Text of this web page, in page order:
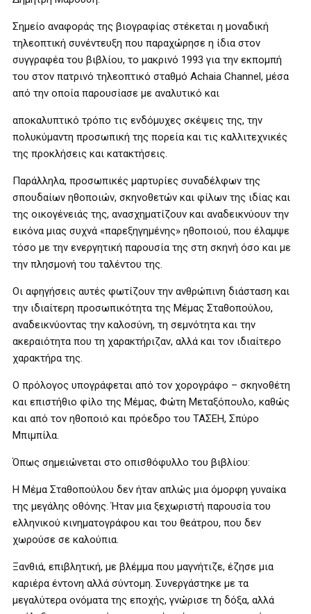
Σημείο αναφοράς της βιογραφίας στέκεται η μοναδική
τηλεοπτική συνέντευξη που παραχώρησε η ίδια στον
συγγραφέα του βιβλίου, το μακρινό 1993 για την εκπομπή
του στον πατρινό τηλεοπτικό σταθμό Achaia Channel, μέσα
από την οποία παρουσίασε με αναλυτικό και
αποκαλυπτικό τρόπο τις ενδόμυχες σκέψεις της, την
πολυκύμαντη προσωπική της πορεία και τις καλλιτεχνικές
της προκλήσεις και κατακτήσεις.
Παράλληλα, προσωπικές μαρτυρίες συναδέλφων της
σπουδαίων ηθοποιών, σκηνοθετών και φίλων της ιδίας και
της οικογένειάς της, ανασχηματίζουν και αναδεικνύουν την
εικόνα μιας συχνά «παρεξηγημένης» ηθοποιού, που έλαμψε
τόσο με την ενεργητική παρουσία της στη σκηνή όσο και με
την πλησμονή του ταλέντου της.
Οι αφηγήσεις αυτές φωτίζουν την ανθρώπινη διάσταση και
την ιδιαίτερη προσωπικότητα της Μέμας Σταθοπούλου,
αναδεικνύοντας την καλοσύνη, τη σεμνότητα και την
ακεραιότητα που τη χαρακτήριζαν, αλλά και τον ιδιαίτερο
χαρακτήρα της.
Ο πρόλογος υπογράφεται από τον χορογράφο – σκηνοθέτη
και επιστήθιο φίλο της Μέμας, Φώτη Μεταξόπουλο, καθώς
και από τον ηθοποιό και πρόεδρο του ΤΑΣΕΗ, Σπύρο
Μπιμπίλα.
Όπως σημειώνεται στο οπισθόφυλλο του βιβλίου:
Η Μέμα Σταθοπούλου δεν ήταν απλώς μια όμορφη γυναίκα
της μεγάλης οθόνης. Ήταν μια ξεχωριστή παρουσία του
ελληνικού κινηματογράφου και του θεάτρου, που δεν
χωρούσε σε καλούπια.
Ξανθιά, επιβλητική, με βλέμμα που μαγνήτιζε, έζησε μια
καριέρα έντονη αλλά σύντομη. Συνεργάστηκε με τα
μεγαλύτερα ονόματα της εποχής, γνώρισε τη δόξα, αλλά